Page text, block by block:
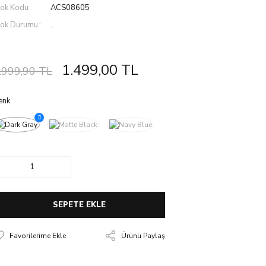
Kodu
ACS08605
Durumu
.
TL 1.499,00 TL
SEPETE EKLE
Ürünü Paylaş